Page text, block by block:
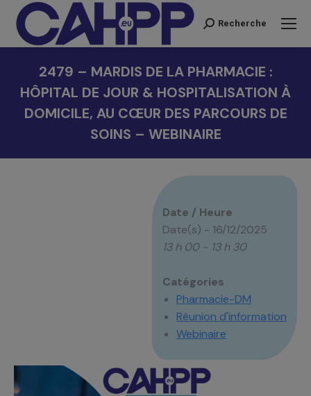
Recherche
Recherche
2479 – MARDIS DE LA PHARMACIE :
HÔPITAL DE JOUR & HOSPITALISATION À
DOMICILE, AU CŒUR DES PARCOURS DE
SOINS – WEBINAIRE
Date / Heure
Date(s) - 16/12/2025
13 h 00 - 13 h 30
Catégories
Pharmacie-DM
Réunion d'information
Webinaire